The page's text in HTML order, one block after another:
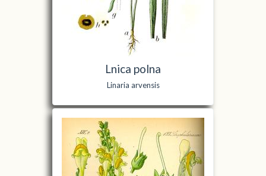
Lnica polna
Linaria arvensis